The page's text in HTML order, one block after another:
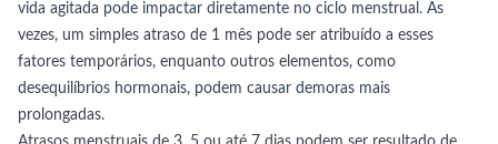
vida agitada pode impactar diretamente no ciclo menstrual. Às
vezes, um simples atraso de 1 mês pode ser atribuído a esses
fatores temporários, enquanto outros elementos, como
desequilíbrios hormonais, podem causar demoras mais
prolongadas.